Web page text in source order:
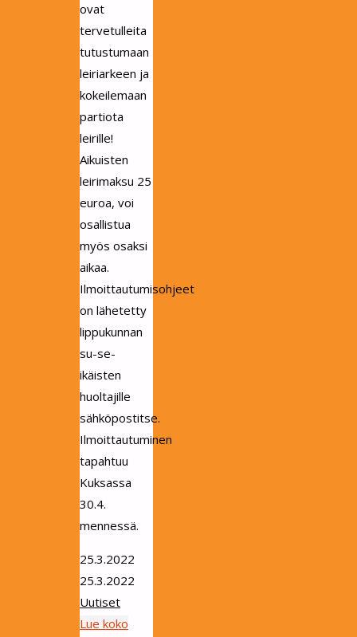
ovat
tervetulleita
tutustumaan
leiriarkeen ja
kokeilemaan
partiota
leirille!
Aikuisten
leirimaksu 25
euroa, voi
osallistua
myös osaksi
aikaa.
Ilmoittautumisohjeet
on lähetetty
lippukunnan
su-se-
ikäisten
huoltajille
sähköpostitse.
Ilmoittautuminen
tapahtuu
Kuksassa
30.4.
mennessä.
25.3.2022
25.3.2022
Uutiset
Lue koko